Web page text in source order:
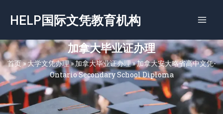
容
HELP国际文凭教育机构
加拿大毕业证办理
首页»大学文凭办理»加拿大毕业证办理»加拿大安大略省高中文凭-
Ontario Secondary School Diploma